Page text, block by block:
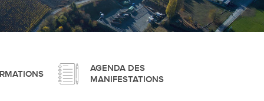
AGENDA DES
MANIFESTATIONS